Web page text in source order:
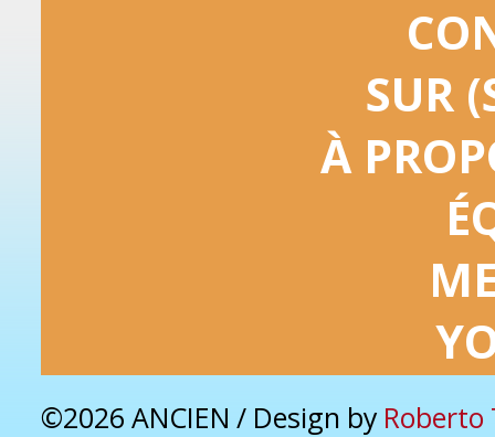
SUR
À
©2026 ANCIEN / Design by Roberto